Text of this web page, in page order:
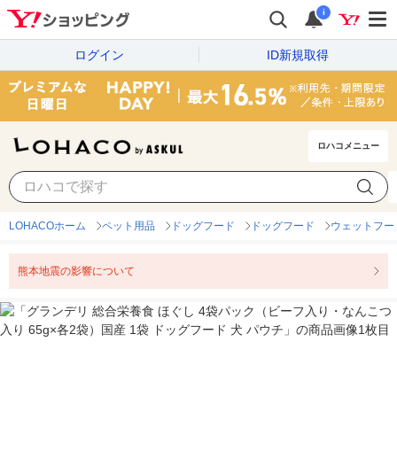
i
ログイン ID新規取得
ロハコメニュー
LOHACOホーム ペット用品 ドッグフード ドッグフード ウェットフー
熊本地震の影響について